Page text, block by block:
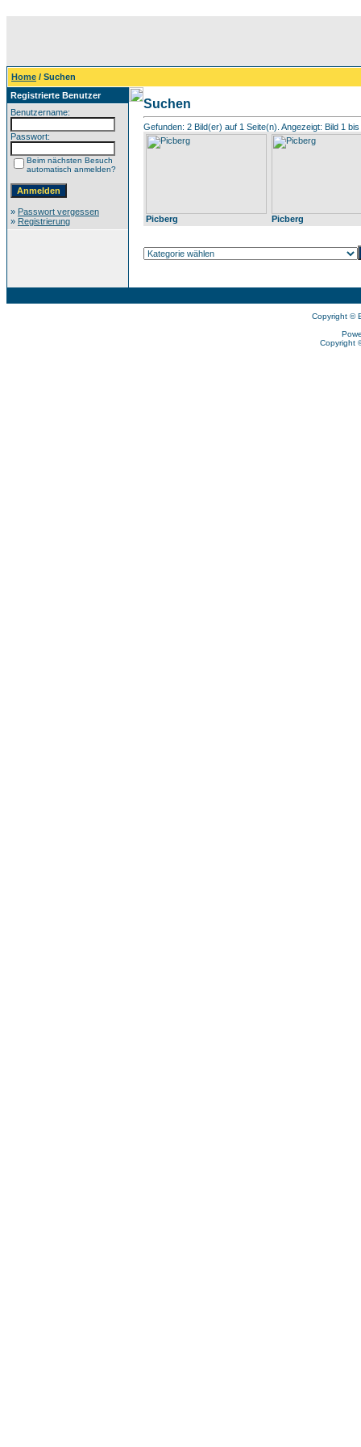
Home / Suchen
Registrierte Benutzer
Benutzername:
Passwort:
Beim nächsten Besuch
automatisch anmelden?
» Passwort vergessen
» Registrierung
Suchen
Gefunden: 2 Bild(er) auf 1 Seite(n). Angezeigt: Bild 1 bis
Picberg Picberg
Copyright ©
Copyright